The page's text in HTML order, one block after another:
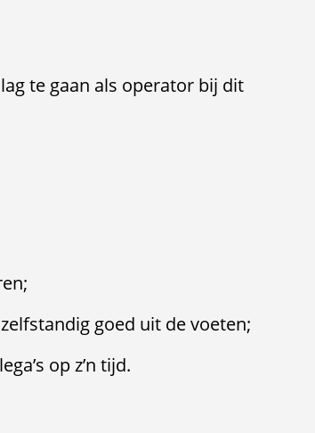
te gaan als operator bij dit
goed uit de voeten;
op z’n tijd.